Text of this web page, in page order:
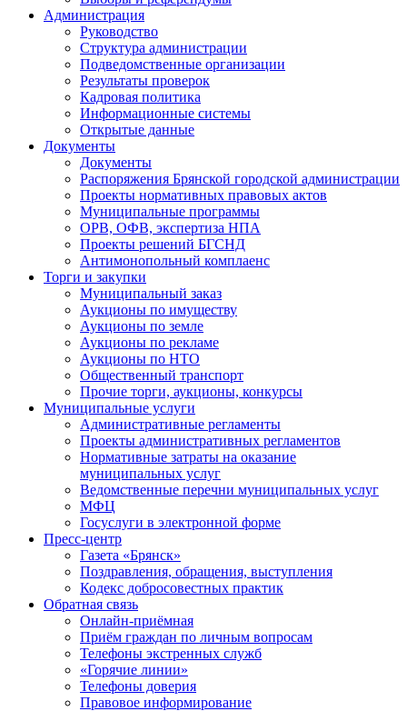
Администрация
Руководство
Структура администрации
Подведомственные организации
Результаты проверок
Кадровая политика
Информационные системы
Открытые данные
Документы
Документы
Распоряжения Брянской городской администрации
Проекты нормативных правовых актов
Муниципальные программы
ОРВ, ОФВ, экспертиза НПА
Проекты решений БГСНД
Антимонопольный комплаенс
Торги и закупки
Муниципальный заказ
Аукционы по имуществу
Аукционы по земле
Аукционы по рекламе
Аукционы по НТО
Общественный транспорт
Прочие торги, аукционы, конкурсы
Муниципальные услуги
Административные регламенты
Проекты административных регламентов
Нормативные затраты на оказание
муниципальных услуг
Ведомственные перечни муниципальных услуг
МФЦ
Госуслуги в электронной форме
Пресс-центр
Газета «Брянск»
Поздравления, обращения, выступления
Кодекс добросовестных практик
Обратная связь
Онлайн-приёмная
Приём граждан по личным вопросам
Телефоны экстренных служб
«Горячие линии»
Телефоны доверия
Правовое информирование